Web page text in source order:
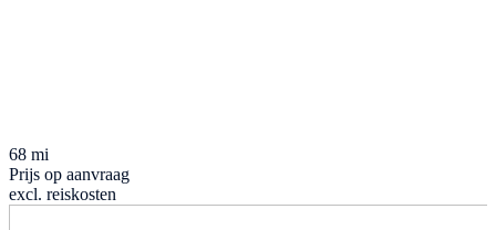
68 mi
Prijs op aanvraag
excl. reiskosten